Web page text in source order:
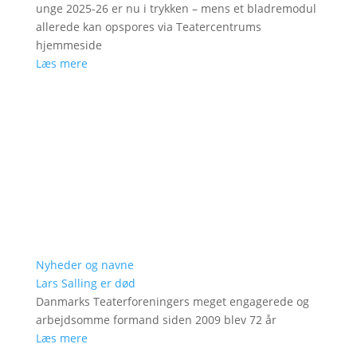
unge 2025-26 er nu i trykken – mens et bladremodul
allerede kan opspores via Teatercentrums
hjemmeside
Læs mere
Nyheder og navne
Lars Salling er død
Danmarks Teaterforeningers meget engagerede og
arbejdsomme formand siden 2009 blev 72 år
Læs mere